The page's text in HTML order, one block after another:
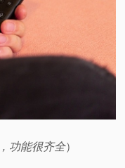
功能很齐全）